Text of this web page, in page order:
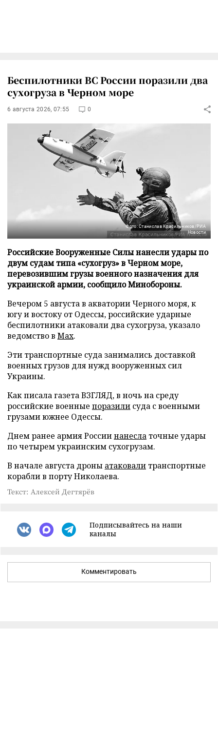
Беспилотники ВС России поразили два
сухогруза в Черном море
6 августа 2026, 07:55 0
Фото: Станислав Красильников/РИА
Новости
Российские Вооруженные Силы нанесли удары по
двум судам типа «сухогруз» в Черном море,
перевозившим грузы военного назначения для
украинской армии, сообщило Минобороны.
Вечером 5 августа в акватории Черного моря, к
югу и востоку от Одессы, российские ударные
беспилотники атаковали два сухогруза, указало
ведомство в Max.
Эти транспортные суда занимались доставкой
военных грузов для нужд вооруженных сил
Украины.
Как писала газета ВЗГЛЯД, в ночь на среду
российские военные поразили суда с военными
грузами южнее Одессы.
Днем ранее армия Россиинанесла точные удары
по четырем украинским сухогрузам.
В начале августа дроны атаковали транспортные
корабли в порту Николаева.
Текст: Алексей Дегтярёв
Подписывайтесь на наши
каналы
Комментировать